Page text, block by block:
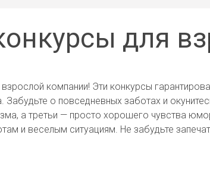
для
компании! Эти конкурсы
Забудьте о повседневных заботах и
а третьи — просто хорошего чувства
и веселым ситуациям. Не забудьте